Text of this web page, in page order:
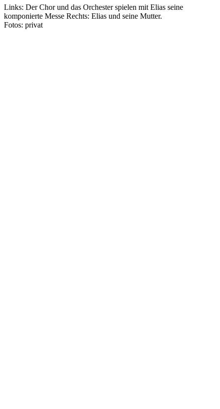
Links: Der Chor und das Orchester spielen mit Elias seine
komponierte Messe Rechts: Elias und seine Mutter.
Fotos: privat